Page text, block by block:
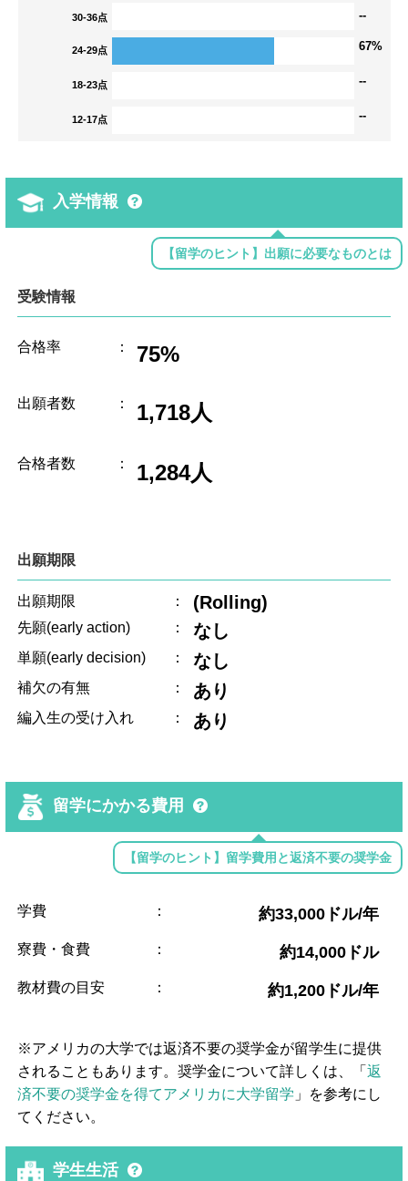
30-36点 --
24-29点 67%
18-23点 --
12-17点 --
入学情報
【留学のヒント】出願に必要なものとは
受験情報
合格率 ： 75%
出願者数 ： 1,718人
合格者数 ： 1,284人
出願期限
出願期限 ： (Rolling)
先願(early action) ： なし
単願(early decision) ： なし
補欠の有無 ： あり
編入生の受け入れ ： あり
留学にかかる費用
【留学のヒント】留学費用と返済不要の奨学金
学費 ： 約33,000ドル/年
寮費・食費 ： 約14,000ドル
教材費の目安 ： 約1,200ドル/年
※アメリカの大学では返済不要の奨学金が留学生に提供
されることもあります。奨学金について詳しくは、「返
済不要の奨学金を得てアメリカに大学留学 」を参考にし
てください。
学生生活